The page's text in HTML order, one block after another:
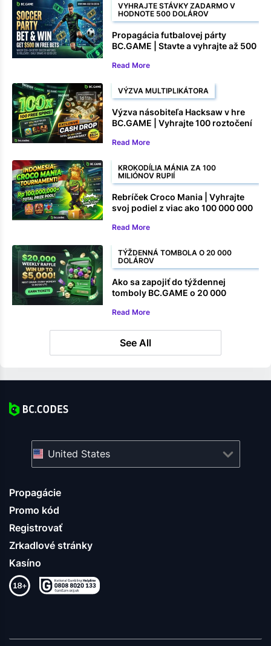
VYHRAJTE STÁVKY ZADARMO V
HODNOTE 500 DOLÁROV
Propagácia futbalovej párty
BC.GAME | Stavte a vyhrajte až 500
Read More
VÝZVA MULTIPLIKÁTORA
Výzva násobiteľa Hacksaw v hre
BC.GAME | Vyhrajte 100 roztočení
Read More
KROKODÍLIA MÁNIA ZA 100
MILIÓNOV RUPIÍ
Rebríček Croco Mania | Vyhrajte
svoj podiel z viac ako 100 000 000
Read More
TÝŽDENNÁ TOMBOLA O 20 000
DOLÁROV
Ako sa zapojiť do týždennej
tomboly BC.GAME o 20 000
Read More
See All
Propagácie
Promo kód
Registrovať
Zrkadlové stránky
Kasíno
United States